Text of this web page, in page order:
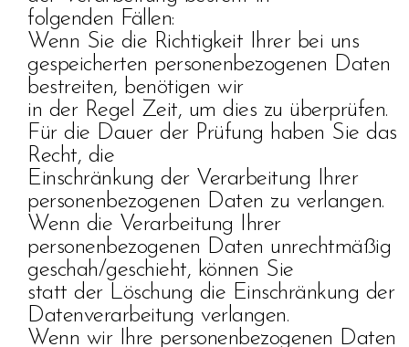
folgenden Fällen:
Wenn Sie die Richtigkeit Ihrer bei uns
gespeicherten personenbezogenen Daten
bestreiten, benötigen wir
in der Regel Zeit, um dies zu überprüfen.
Für die Dauer der Prüfung haben Sie das
Recht, die
Einschränkung der Verarbeitung Ihrer
personenbezogenen Daten zu verlangen.
Wenn die Verarbeitung Ihrer
personenbezogenen Daten unrechtmäßig
geschah/geschieht, können Sie
statt der Löschung die Einschränkung der
Datenverarbeitung verlangen.
Wenn wir Ihre personenbezogenen Daten